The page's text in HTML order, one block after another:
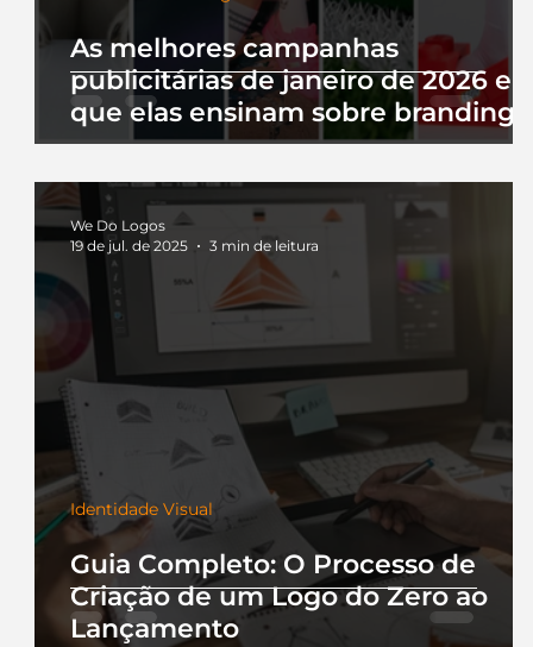
As melhores campanhas
publicitárias de janeiro de 2026 e
que elas ensinam sobre branding
Guia Completo: O Processo de
Criação de um Logo do Zero ao
Lançamento
Identidade Visual
We Do Logos
19 de jul. de 2025
3 min de leitura